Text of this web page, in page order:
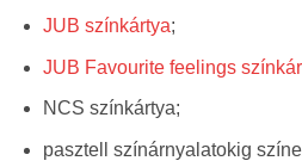
JUB színkártya;
JUB Favourite feelings
NCS színkártya;
pasztell színárnyalatokig